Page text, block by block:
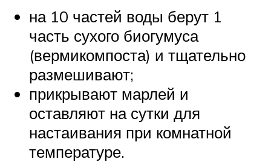
на 10 частей воды берут 1
часть сухого биогумуса
(вермикомпоста) и тщательно
размешивают;
прикрывают марлей и
оставляют на сутки для
настаивания при комнатной
температуре.